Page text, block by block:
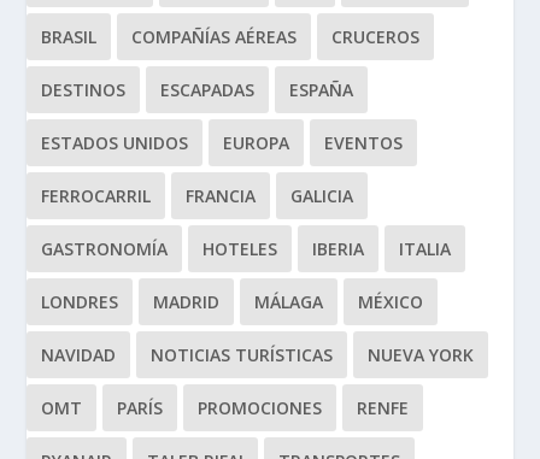
BRASIL COMPAÑÍAS AÉREAS CRUCEROS
DESTINOS ESCAPADAS ESPAÑA
ESTADOS UNIDOS EUROPA EVENTOS
FERROCARRIL FRANCIA GALICIA
GASTRONOMÍA HOTELES IBERIA ITALIA
LONDRES MADRID MÁLAGA MÉXICO
NAVIDAD NOTICIAS TURÍSTICAS NUEVA YORK
OMT PARÍS PROMOCIONES RENFE